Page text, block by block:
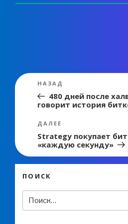
Навигация
записям
Предыдущая
запись:
НАЗАД
480 дней после
говорит история
Следующая
запись
ДАЛЕЕ
Strategy покупает
«каждую секунду»
ПОИСК
Искать: